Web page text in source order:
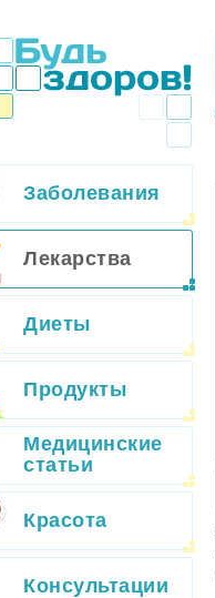
Заболевания
Лекарства
Диеты
Продукты
Медицинские
статьи
Красота
Консультации